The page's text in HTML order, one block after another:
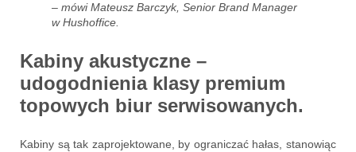
– mówi Mateusz Barczyk, Senior Brand Manager
w Hushoffice.
Kabiny akustyczne –
udogodnienia klasy premium
topowych biur serwisowanych.
Kabiny są tak zaprojektowane, by ograniczać hałas, stanowiąc